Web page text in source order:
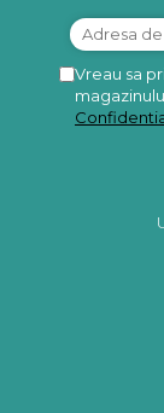
Vreau sa